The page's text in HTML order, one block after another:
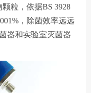
粒，依据BS 3928
，除菌效率远远
器和实验室灭菌器